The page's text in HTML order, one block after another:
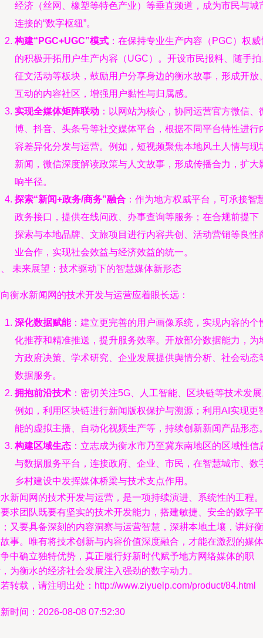
经济（丝网、橡塑等特色产业）等垂直频道，成为市民与城
连接的“数字枢纽”。
构建“PGC+UGC”模式 ：在保持专业生产内容（PGC）权威
的积极开拓用户生产内容（UGC）。开设市民报料、随手拍
征文活动等板块，鼓励用户分享身边的衡水故事，形成开放
互动的内容社区，增强用户黏性与归属感。
实现全媒体矩阵联动 ：以网站为核心，协同运营官方微信、
博、抖音、头条号等社交媒体平台，根据不同平台特性进行
容差异化分发与运营。例如，短视频聚焦本地风土人情与现
新闻，微信深度解读政策与人文故事，形成传播合力，扩大
响半径。
探索“新闻+政务/商务”融合 ：作为地方权威平台，可承接智
政务接口，提供在线问政、办事查询等服务；在合规前提下
探索与本地品牌、文旅项目进行内容共创、活动营销等良性
业合作，实现社会效益与经济效益的统一。
未来展望：技术驱动下的智慧媒体新形态
衡水新闻网的技术开发与运营应着眼长远：
深化数据赋能：建立更完善的用户画像系统，实现内容的个
化推荐和精准推送，提升服务效率。开放部分数据能力，为
方政府决策、学术研究、企业发展提供舆情分析、社会动态
数据服务。
拥抱前沿技术 ：密切关注5G、人工智能、区块链等技术发
例如，利用区块链进行新闻版权保护与溯源；利用AI实现更
能的虚拟主播、自动化视频生产等，持续创新新闻产品形态
构建区域生态 ：立志成为衡水市乃至冀东南地区的区域性信
与数据服务平台，连接政府、企业、市民，在智慧城市、数
乡村建设中发挥媒体桥梁与技术支点作用。
新闻网的技术开发与运营，是一项持续演进、系统性的工程。
求团队既要有坚实的技术开发能力，搭建敏捷、安全的数字平
又要具备深刻的内容洞察与运营智慧，深耕本地土壤，讲好衡
事。唯有将技术创新与内容价值深度融合，才能在激烈的媒体
中确立独特优势，真正履行好新时代赋予地方网络媒体的职
为衡水的经济社会发展注入强劲的数字动力。
转载，请注明出处：http://www.ziyuelp.com/product/84.html
时间：2026-08-08 07:52:30